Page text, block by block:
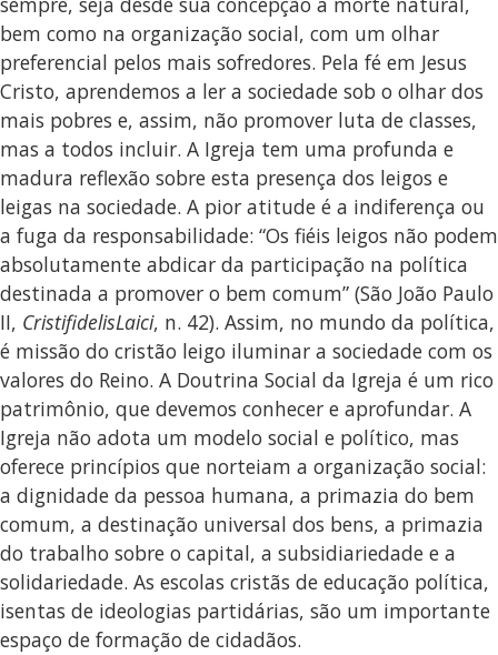
bem como na organização social, com um olhar
preferencial pelos mais sofredores. Pela fé em Jesus
Cristo, aprendemos a ler a sociedade sob o olhar dos
mais pobres e, assim, não promover luta de classes,
mas a todos incluir. A Igreja tem uma profunda e
madura reflexão sobre esta presença dos leigos e
leigas na sociedade. A pior atitude é a indiferença ou
a fuga da responsabilidade: “Os fiéis leigos não podem
absolutamente abdicar da participação na política
destinada a promover o bem comum” (São João Paulo
II, CristifidelisLaici, n. 42). Assim, no mundo da política,
é missão do cristão leigo iluminar a sociedade com os
valores do Reino. A Doutrina Social da Igreja é um rico
patrimônio, que devemos conhecer e aprofundar. A
Igreja não adota um modelo social e político, mas
oferece princípios que norteiam a organização social:
a dignidade da pessoa humana, a primazia do bem
comum, a destinação universal dos bens, a primazia
do trabalho sobre o capital, a subsidiariedade e a
solidariedade. As escolas cristãs de educação política,
isentas de ideologias partidárias, são um importante
espaço de formação de cidadãos.